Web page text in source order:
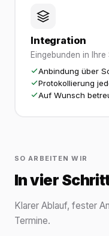
Integration
Eingebunden in Ihre
Anbindung über
Protokollierung
Auf Wunsch
SO ARBEITEN WIR
In vier
Klarer Ablauf, fester
Termine.